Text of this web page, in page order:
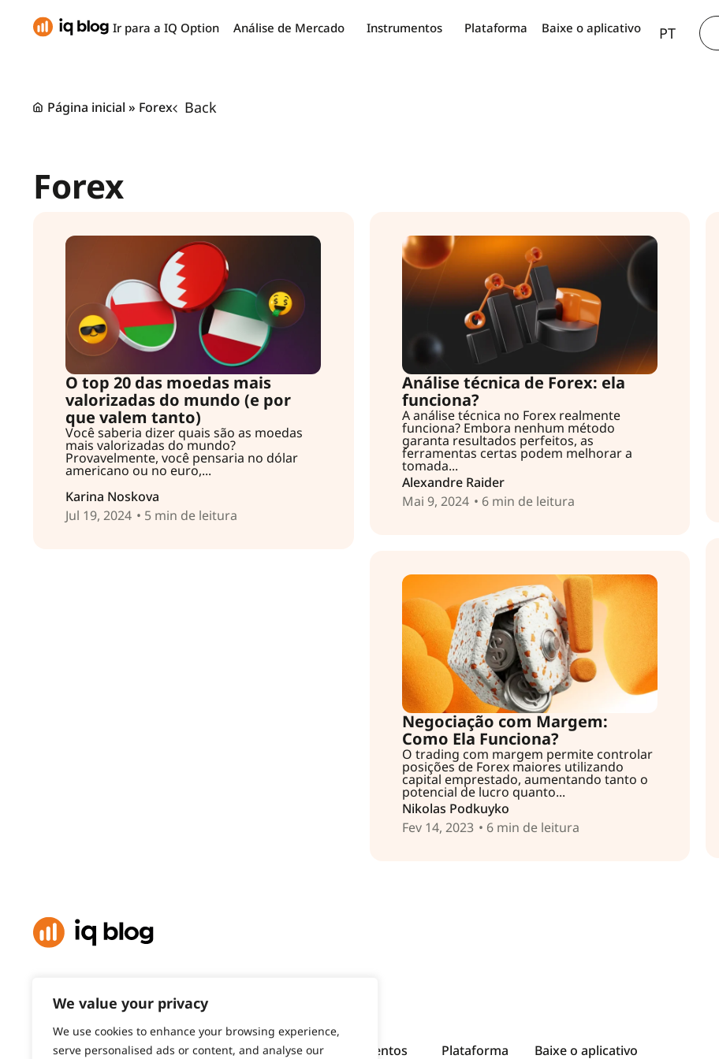
We value your privacy
We use cookies to enhance your browsing experience,
serve personalised ads or content, and analyse our
Ir para a IQ Option Análise de Mercado Instrumentos Plataforma Baixe o aplicativo PT
TH
Página inicial » Forex Back
Forex
O top 20 das moedas mais
valorizadas do mundo (e por
que valem tanto)
Você saberia dizer quais são as moedas
mais valorizadas do mundo?
Provavelmente, você pensaria no dólar
americano ou no euro,...
Karina Noskova
Jul 19, 2024 • 5 min de leitura
Análise técnica de Forex: ela
funciona?
A análise técnica no Forex realmente
funciona? Embora nenhum método
garanta resultados perfeitos, as
ferramentas certas podem melhorar a
tomada...
Alexandre Raider
Mai 9, 2024 • 6 min de leitura
Negociação com Margem:
Como Ela Funciona?
O trading com margem permite controlar
posições de Forex maiores utilizando
capital emprestado, aumentando tanto o
potencial de lucro quanto...
Nikolas Podkuyko
Fev 14, 2023 • 6 min de leitura
Ir para a IQ Option Análise de Mercado Instrumentos Plataforma Baixe o aplicativo